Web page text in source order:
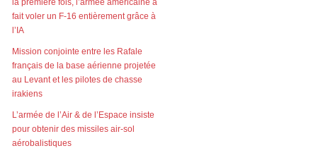
la première fois, l’armée américaine a
fait voler un F-16 entièrement grâce à
l’IA
Mission conjointe entre les Rafale
français de la base aérienne projetée
au Levant et les pilotes de chasse
irakiens
L’armée de l’Air & de l’Espace insiste
pour obtenir des missiles air-sol
aérobalistiques